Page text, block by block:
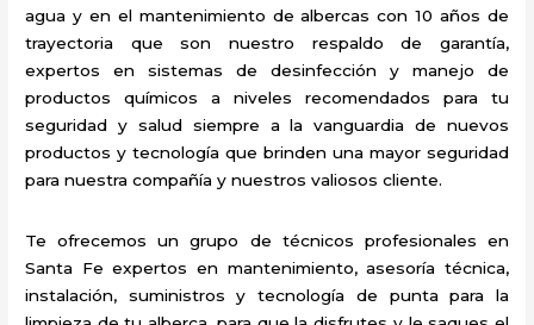
agua y en el mantenimiento de albercas con 10 años de
trayectoria que son nuestro respaldo de garantía,
expertos en sistemas de desinfección y manejo de
productos químicos a niveles recomendados para tu
seguridad y salud siempre a la vanguardia de nuevos
productos y tecnología que brinden una mayor seguridad
para nuestra compañía y nuestros valiosos cliente.
Te ofrecemos un grupo de técnicos profesionales en
Santa Fe expertos en mantenimiento, asesoría técnica,
instalación, suministros y tecnología de punta para la